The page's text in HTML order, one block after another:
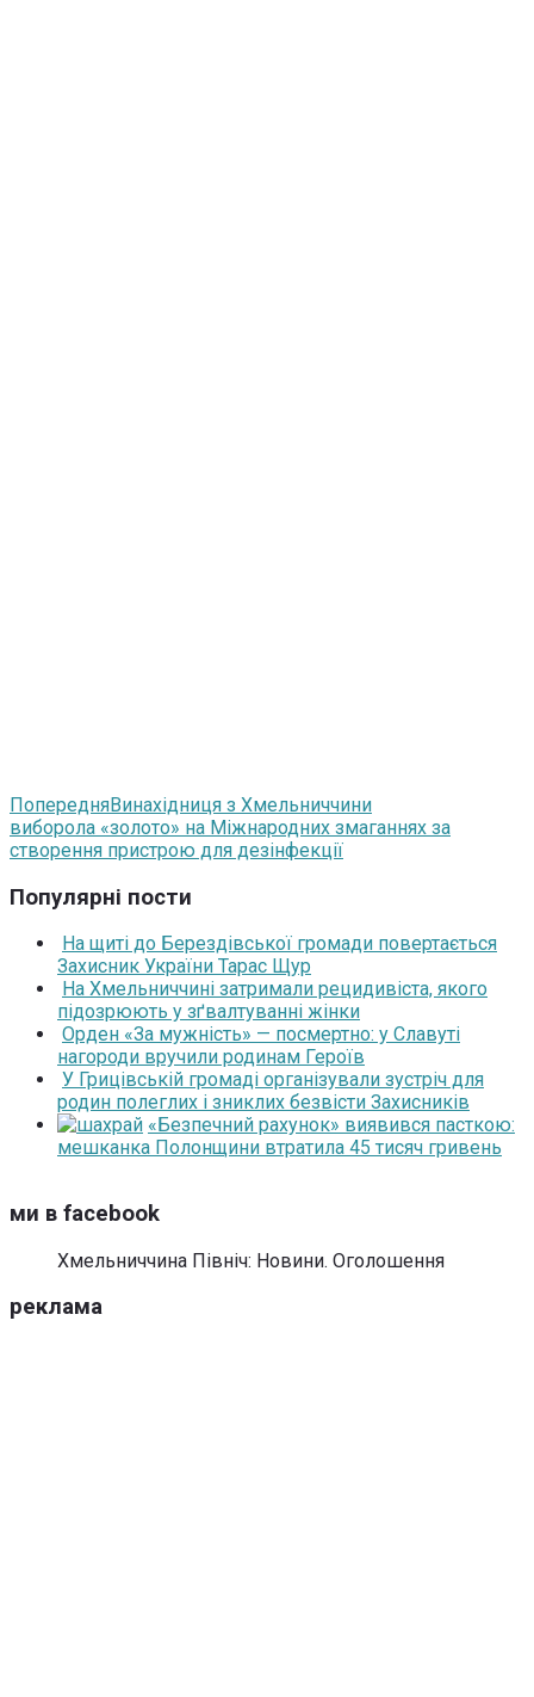
ПопередняВинахідниця з Хмельниччини
виборола «золото» на Міжнародних змаганнях за
створення пристрою для дезінфекції
Популярні пости
На щиті до Берездівської громади повертається
Захисник України Тарас Щур
На Хмельниччині затримали рецидивіста, якого
підозрюють у зґвалтуванні жінки
Орден «За мужність» — посмертно: у Славуті
нагороди вручили родинам Героїв
У Грицівській громаді організували зустріч для
родин полеглих і зниклих безвісти Захисників
«Безпечний рахунок» виявився пасткою:
мешканка Полонщини втратила 45 тисяч гривень
ми в facebook
Хмельниччина Північ: Новини. Оголошення
реклама